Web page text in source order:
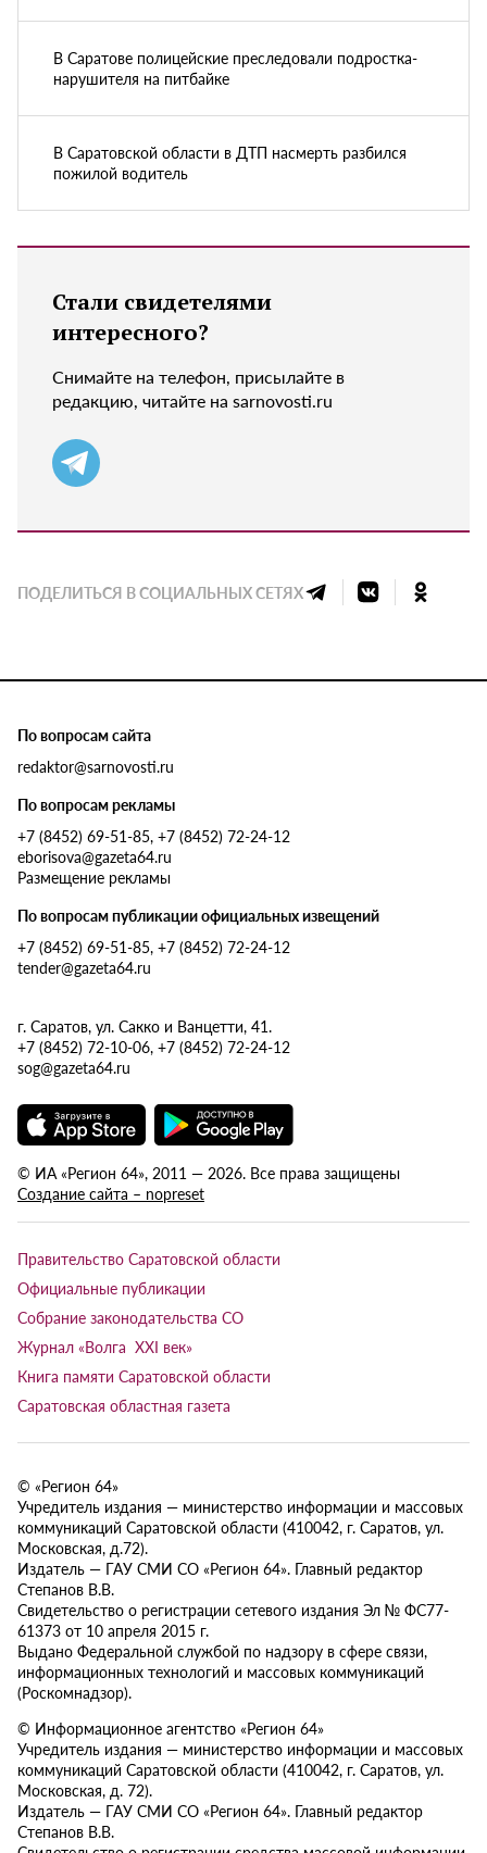
В Саратове полицейские преследовали подростка-
нарушителя на питбайке
В Саратовской области в ДТП насмерть разбился
пожилой водитель
Стали свидетелями
интересного?
Снимайте на телефон, присылайте в
редакцию, читайте на sarnovosti.ru
ПОДЕЛИТЬСЯ В СОЦИАЛЬНЫХ СЕТЯХ
По вопросам сайта
redaktor@sarnovosti.ru
По вопросам рекламы
+7 (8452) 69-51-85, +7 (8452) 72-24-12
eborisova@gazeta64.ru
Размещение рекламы
По вопросам публикации официальных извещений
+7 (8452) 69-51-85, +7 (8452) 72-24-12
tender@gazeta64.ru
г. Саратов, ул. Сакко и Ванцетти, 41.
+7 (8452) 72-10-06, +7 (8452) 72-24-12
sog@gazeta64.ru
© ИА «Регион 64», 2011 — 2026. Все права защищены
Создание сайта – nopreset
Правительство Саратовской области
Официальные публикации
Собрание законодательства СО
Журнал «Волга XXI век»
Книга памяти Саратовской области
Саратовская областная газета
© «Регион 64»
Учредитель издания — министерство информации и массовых
коммуникаций Саратовской области (410042, г. Саратов, ул.
Московская, д.72).
Издатель — ГАУ СМИ СО «Регион 64». Главный редактор
Степанов В.В.
Свидетельство о регистрации сетевого издания Эл № ФС77-
61373 от 10 апреля 2015 г.
Выдано Федеральной службой по надзору в сфере связи,
информационных технологий и массовых коммуникаций
(Роскомнадзор).
© Информационное агентство «Регион 64»
Учредитель издания — министерство информации и массовых
коммуникаций Саратовской области (410042, г. Саратов, ул.
Московская, д. 72).
Издатель — ГАУ СМИ СО «Регион 64». Главный редактор
Степанов В.В.